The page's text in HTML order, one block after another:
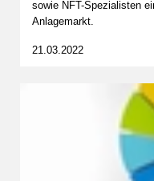
sowie NFT-Spezialisten
Anlagemarkt.
21.03.2022